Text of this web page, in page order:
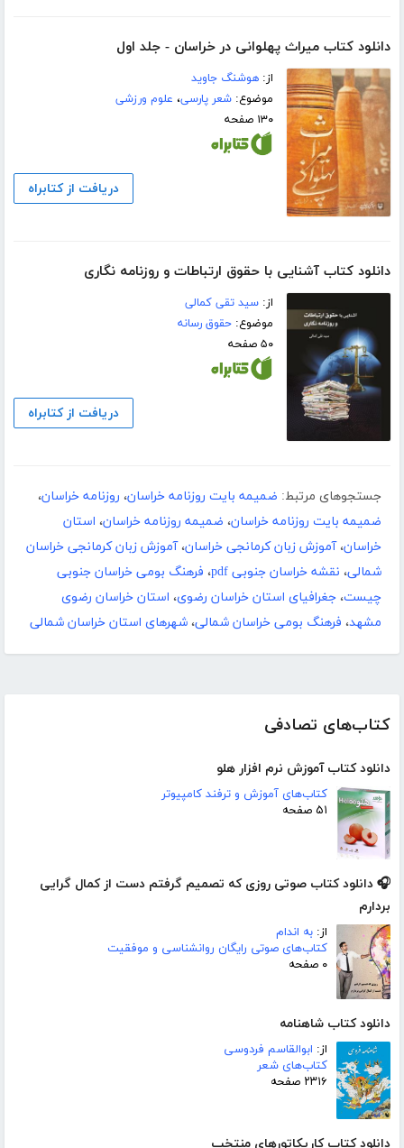
کتاب‌های تصادفی
دانلود کتاب آموزش نرم افزار هلو
کتاب‌های آموزش و ترفند کامپیوتر
۵۱ صفحه
🎧 دانلود کتاب صوتی روزی که تصمیم گرفتم دست از کمال گرایی
بردارم
از: به اندام
کتاب‌های صوتی رایگان روانشناسی و موفقیت
۰ صفحه
دانلود کتاب شاهنامه
از: ابوالقاسم فردوسی
کتاب‌های شعر
۲۳۱۶ صفحه
دانلود کتاب کاریکاتورهای منتخب
دانلود کتاب میراث پهلوانی در خراسان - جلد اول
از:هوشنگ جاوید
موضوع:شعر پارسی، علوم ورزشی
۱۳۰ صفحه
دریافت از کتابراه
دانلود کتاب آشنایی با حقوق ارتباطات و روزنامه نگاری
از:سید تقی کمالی
موضوع:حقوق رسانه
۵۰ صفحه
دریافت از کتابراه
جستجوهای مرتبط: ضمیمه بایت روزنامه خراسان، روزنامه خراسان،
ضمیمه بایت روزنامه خراسان، ضمیمه روزنامه خراسان، استان
خراسان،آموزش زبان کرمانجی خراسان،آموزش زبان کرمانجی خراسان
شمالی، نقشه خراسان جنوبی pdf ، فرهنگ بومی خراسان جنوبی
چیست، جغرافیای استان خراسان رضوی، استان خراسان رضوی
مشهد، فرهنگ بومی خراسان شمالی، شهرهای استان خراسان شمالی